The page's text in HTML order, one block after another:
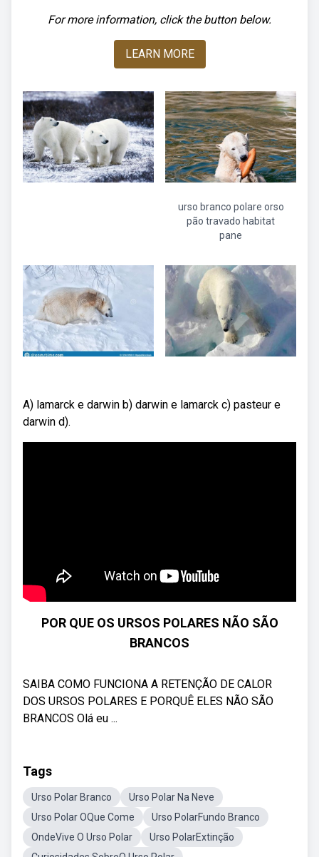
For more information, click the button below.
LEARN MORE
urso branco polare orso
pão travado habitat
pane
A) lamarck e darwin b) darwin e lamarck c) pasteur e
darwin d).
POR QUE OS URSOS POLARES NÃO SÃO
BRANCOS
SAIBA COMO FUNCIONA A RETENÇÃO DE CALOR
DOS URSOS POLARES E PORQUÊ ELES NÃO SÃO
BRANCOS Olá eu ...
Tags
Urso Polar Branco
Urso Polar Na Neve
Urso Polar OQue Come
Urso PolarFundo Branco
OndeVive O Urso Polar
Urso PolarExtinção